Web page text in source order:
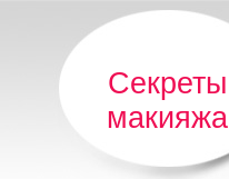
Секреты
макияжа